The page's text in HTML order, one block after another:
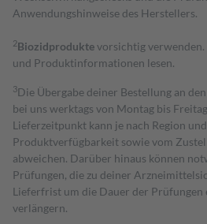
Anwendungshinweise des Herstellers.
2Biozidproduktevorsichtig
und Produktinformationen lesen.
3Die Übergabe deiner Bestellung an
bei uns werktags von Montag bis
Lieferzeitpunkt kann je nach Region
Produktverfügbarkeit sowie vom
abweichen. Darüber hinaus können
Prüfungen, die zu deiner
Lieferfrist um die Dauer der
verlängern.